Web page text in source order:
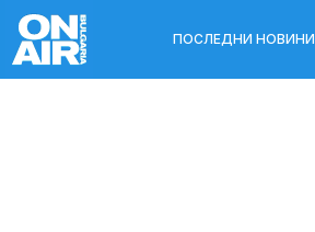
ПОСЛЕДНИ НОВИНИ